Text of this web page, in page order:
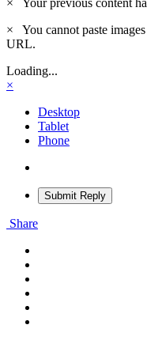
×
You cannot paste
URL.
Loading...
×
Desktop
Tablet
Phone
Submit Reply
Share